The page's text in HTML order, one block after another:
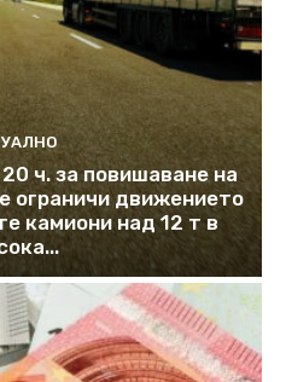
ч. за повишаване на
ограничи движението
камиони над 12 т в